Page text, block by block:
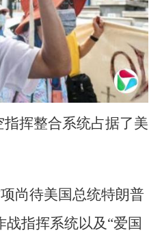
挥整合系统占据了美
尚待美国总统特朗普
指挥系统以及“爱国